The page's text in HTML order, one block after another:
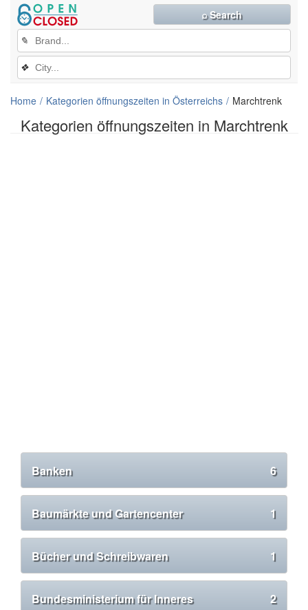
Kategorien öffnungszeiten in Marchtrenk
✎
❖
⌕ Search
Home Kategorien öffnungszeiten in Österreichs Marchtrenk
Banken 6
Baumärkte und Gartencenter 1
Bücher und Schreibwaren 1
Bundesministerium für Inneres 2